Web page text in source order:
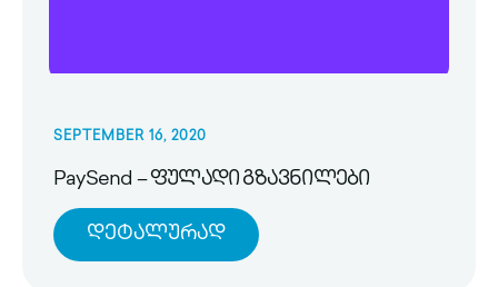
SEPTEMBER 16, 2020
PaySend – ფულადი გზავნილები
Დეტალურად